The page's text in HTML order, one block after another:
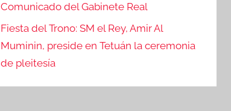
Comunicado del Gabinete Real
Fiesta del Trono: SM el Rey, Amir Al
Muminin, preside en Tetuán la ceremonia
de pleitesía